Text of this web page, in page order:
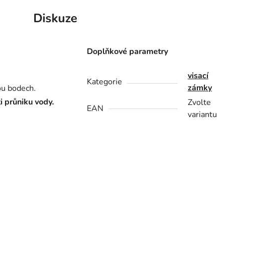
Diskuze
bodech.
průniku vody.
Doplňkové parametry
Kategorie
visací
zámky
EAN
Zvolte
variantu